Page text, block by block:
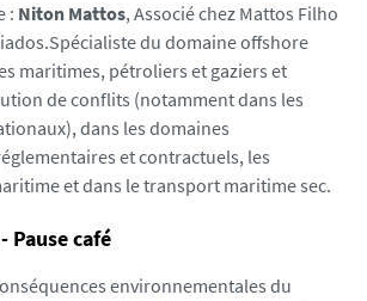
: Niton Mattos, Associé chez Mattos Filho
du domaine offshore
maritimes, pétroliers et gaziers et
de conflits (notamment dans les
dans les domaines
et contractuels, les
et dans le transport maritime sec.
Pause café
environnementales du